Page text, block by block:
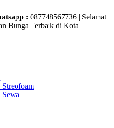
: 087748567736 | Selamat
Bunga Terbaik di Kota
Streofoam
Sewa